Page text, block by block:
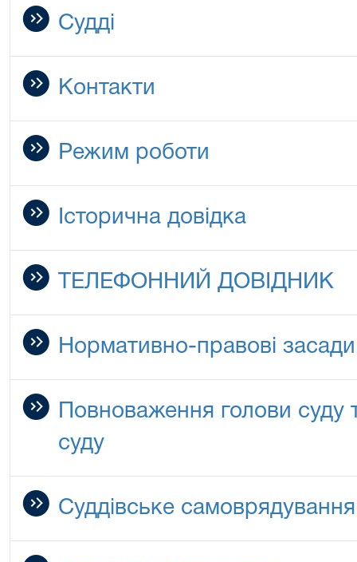
Судді
Контакти
Режим роботи
Історична довідка
ТЕЛЕФОННИЙ ДОВІДНИК
Нормативно-правові засади
Повноваження голови суду
суду
Суддівське самоврядування